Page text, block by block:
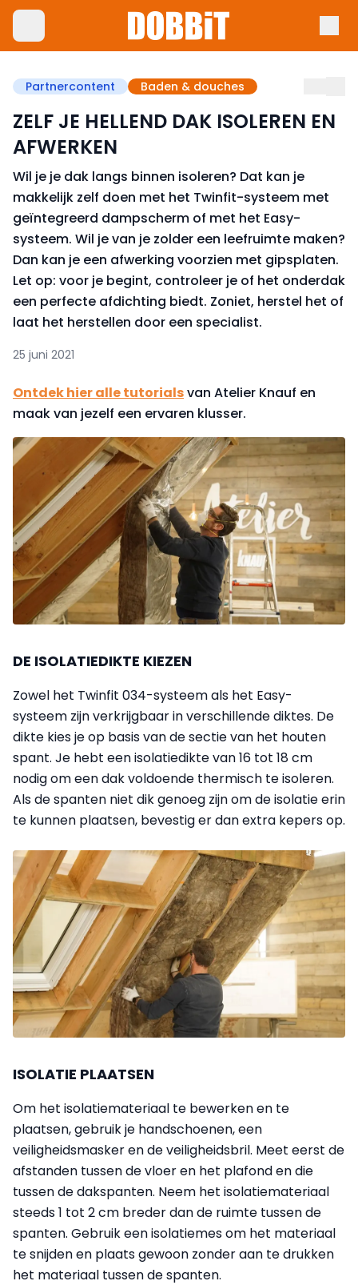
Partnercontent Baden & douches
ZELF JE HELLEND DAK ISOLEREN EN
AFWERKEN
Wil je je dak langs binnen isoleren? Dat kan je
makkelijk zelf doen met het Twinfit-systeem met
geïntegreerd dampscherm of met het Easy-
systeem. Wil je van je zolder een leefruimte maken?
Dan kan je een afwerking voorzien met gipsplaten.
Let op: voor je begint, controleer je of het onderdak
een perfecte afdichting biedt. Zoniet, herstel het of
laat het herstellen door een specialist.
25 juni 2021
Ontdek hier alle tutorialsvan Atelier Knauf en
maak van jezelf een ervaren klusser.
DE ISOLATIEDIKTE KIEZEN
Zowel het Twinfit 034-systeem als het Easy-
systeem zijn verkrijgbaar in verschillende diktes. De
dikte kies je op basis van de sectie van het houten
spant. Je hebt een isolatiedikte van 16 tot 18 cm
nodig om een dak voldoende thermisch te isoleren.
Als de spanten niet dik genoeg zijn om de isolatie erin
te kunnen plaatsen, bevestig er dan extra kepers op.
ISOLATIE PLAATSEN
Om het isolatiemateriaal te bewerken en te
plaatsen, gebruik je handschoenen, een
veiligheidsmasker en de veiligheidsbril. Meet eerst de
afstanden tussen de vloer en het plafond en die
tussen de dakspanten. Neem het isolatiemateriaal
steeds 1 tot 2 cm breder dan de ruimte tussen de
spanten. Gebruik een isolatiemes om het materiaal
te snijden en plaats gewoon zonder aan te drukken
het materiaal tussen de spanten.